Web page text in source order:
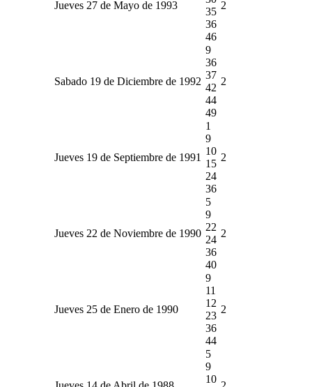
Jueves 27 de Mayo de 1993
35
36
46
2
Sabado 19 de Diciembre de 1992
9
36
37
42
44
49
2
Jueves 19 de Septiembre de 1991
1
9
10
15
24
36
2
Jueves 22 de Noviembre de 1990
5
9
22
24
36
40
2
Jueves 25 de Enero de 1990
9
11
12
23
36
44
2
5
9
10